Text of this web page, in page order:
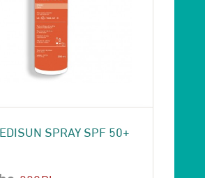
SPRAY SPF 50+